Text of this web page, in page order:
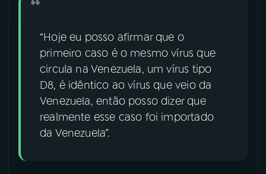
“Hoje eu posso afirmar que o
primeiro caso é o mesmo vírus que
circula na Venezuela, um vírus tipo
D8, é idêntico ao vírus que veio da
Venezuela, então posso dizer que
realmente esse caso foi importado
da Venezuela”.